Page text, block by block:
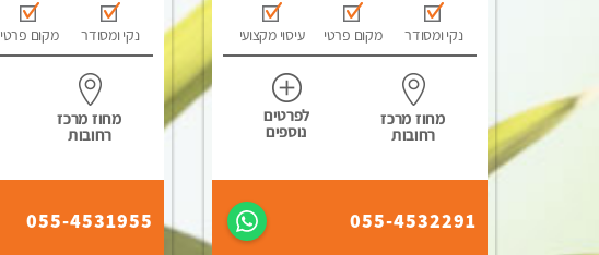
נקי ומסודר מקום פרטי עיסוי מקצועי
מחוז מרכז
רחובות
לפרטים
נוספים
055-4532291
נקי ומסודר מקום פרטי
מחוז מרכז
רחובות
055-4531955